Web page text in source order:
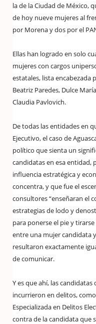
la de la Ciudad de México,
de hoy nueve mujeres al
por Morena y dos por el
Ellas han logrado en solo
mujeres con cargos
estatales, lista encabezada
Beatriz Paredes, Dulce
Claudia Pavlovich.
De todas las entidades en
Ejecutivo, el caso de
político que sienta un
candidatas en esa entidad,
influencia estratégica y
concentra, y que fue el
consultores “enseñaran el
estrategias de lodo y
para ponerse el pie y
entre una mujer candidata
resultaron exactamente
de comunicar.
Y es que ahí, las
incurrieron en delitos,
Especializada en Delitos
contra de la candidata que